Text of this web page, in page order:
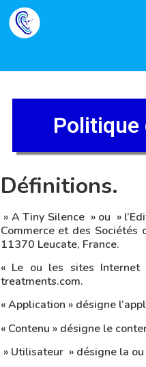
Définitions.
» A Tiny Silence » ou »
Commerce et des
11370 Leucate, France.
« Le ou les sites Internet
treatments.com.
« Application » désigne
« Contenu » désigne le
» Utilisateur » désigne la